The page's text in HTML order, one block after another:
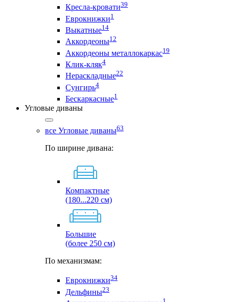
Кресла-кровати39
Еврокнижки1
Выкатные14
Аккордеоны12
Аккордеоны металлокаркас19
Клик-кляк4
Нераскладные22
Сунгирь4
Бескаркасные1
Угловые диваны
все Угловые диваны63
По ширине дивана:
Компактные
(180...220 см)
Большие
(более 250 см)
По механизмам:
Еврокнижки34
Дельфины23